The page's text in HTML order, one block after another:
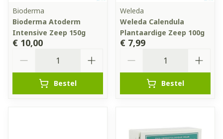
Bioderma
Bioderma Atoderm
Intensive Zeep 150g
€ 10,00
Bestel
Weleda
Weleda Calendula
Plantaardige Zeep 100g
€ 7,99
Bestel